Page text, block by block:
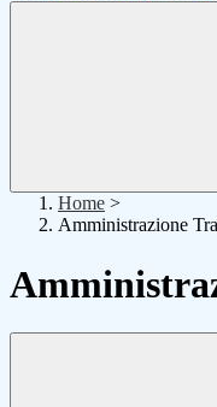
Home >
Amministrazione